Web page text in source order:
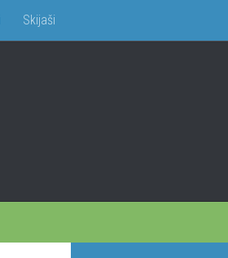
Skijaši